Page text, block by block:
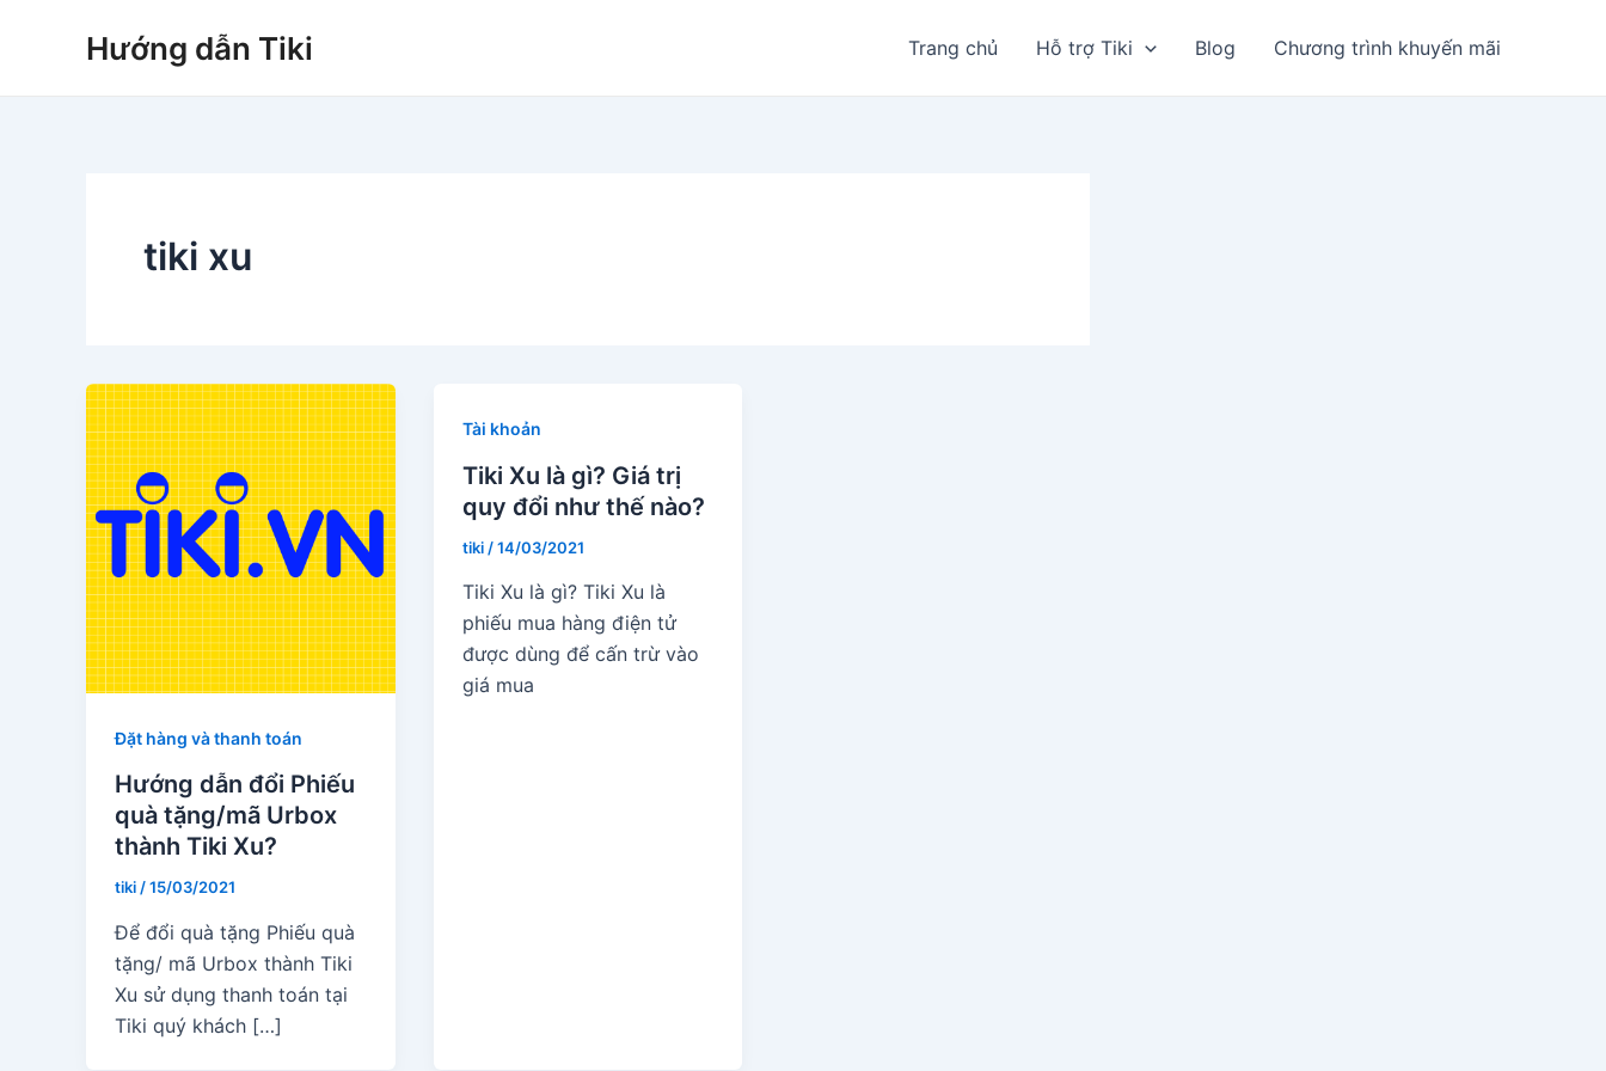
Hướng dẫn Tiki Trang chủ Hỗ trợ Tiki Blog Chương trình khuyến mãi
tiki xu
Đặt hàng và thanh toán
Hướng dẫn đổi Phiếu
quà tặng/mã Urbox
thành Tiki Xu?
tiki/15/03/2021
Để đổi quà tặng Phiếu quà
tặng/ mã Urbox thành Tiki
Xu sử dụng thanh toán tại
Tiki quý khách […]
Tài khoản
Tiki Xu là gì? Giá trị
quy đổi như thế nào?
tiki /14/03/2021
Tiki Xu là gì? Tiki Xu là
phiếu mua hàng điện tử
được dùng để cấn trừ vào
giá mua